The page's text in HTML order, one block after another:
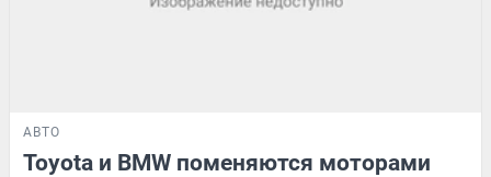
АВТО
Toyota и BMW поменяются моторами